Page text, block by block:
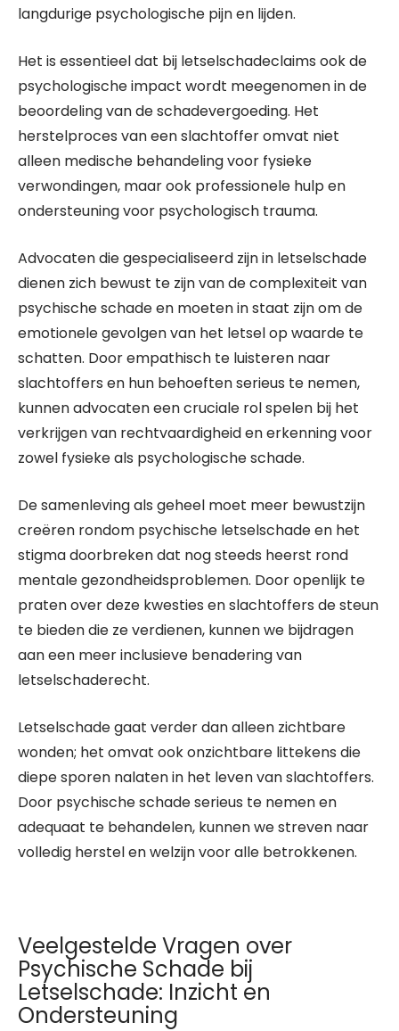
langdurige psychologische pijn en lijden.
Het is essentieel dat bij letselschadeclaims ook de
psychologische impact wordt meegenomen in de
beoordeling van de schadevergoeding. Het
herstelproces van een slachtoffer omvat niet
alleen medische behandeling voor fysieke
verwondingen, maar ook professionele hulp en
ondersteuning voor psychologisch trauma.
Advocaten die gespecialiseerd zijn in letselschade
dienen zich bewust te zijn van de complexiteit van
psychische schade en moeten in staat zijn om de
emotionele gevolgen van het letsel op waarde te
schatten. Door empathisch te luisteren naar
slachtoffers en hun behoeften serieus te nemen,
kunnen advocaten een cruciale rol spelen bij het
verkrijgen van rechtvaardigheid en erkenning voor
zowel fysieke als psychologische schade.
De samenleving als geheel moet meer bewustzijn
creëren rondom psychische letselschade en het
stigma doorbreken dat nog steeds heerst rond
mentale gezondheidsproblemen. Door openlijk te
praten over deze kwesties en slachtoffers de steun
te bieden die ze verdienen, kunnen we bijdragen
aan een meer inclusieve benadering van
letselschaderecht.
Letselschade gaat verder dan alleen zichtbare
wonden; het omvat ook onzichtbare littekens die
diepe sporen nalaten in het leven van slachtoffers.
Door psychische schade serieus te nemen en
adequaat te behandelen, kunnen we streven naar
volledig herstel en welzijn voor alle betrokkenen.
Veelgestelde Vragen over
Psychische Schade bij
Letselschade: Inzicht en
Ondersteuning